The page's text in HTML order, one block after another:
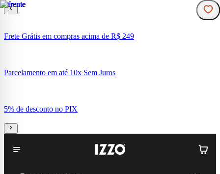
Frete Grátis em compras acima de R$ 249
Parcelamento em até 10x Sem Juros
5% de desconto no PIX